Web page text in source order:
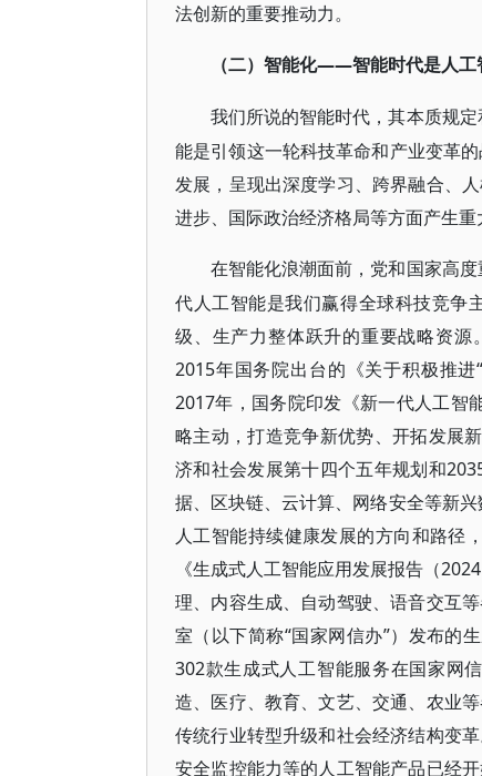
法创新的重要推动力。
（二）智能化——智能时代是人工
我们所说的智能时代，其本质规
能是引领这一轮科技革命和产业变革
发展，呈现出深度学习、跨界融合、
进步、国际政治经济格局等方面产生重
在智能化浪潮面前，党和国家高
代人工智能是我们赢得全球科技竞争
级、生产力整体跃升的重要战略资源
2015年国务院出台的《关于积极推进
2017年，国务院印发《新一代人工智
略主动，打造竞争新优势、开拓发展
济和社会发展第十四个五年规划和
据、区块链、云计算、网络安全等新
人工智能持续健康发展的方向和路径
《生成式人工智能应用发展报告（
理、内容生成、自动驾驶、语音交互
室（以下简称“国家网信办”）发布的
302款生成式人工智能服务在国家网
造、医疗、教育、文艺、交通、农业
传统行业转型升级和社会经济结构变
安全监控能力等的人工智能产品已经